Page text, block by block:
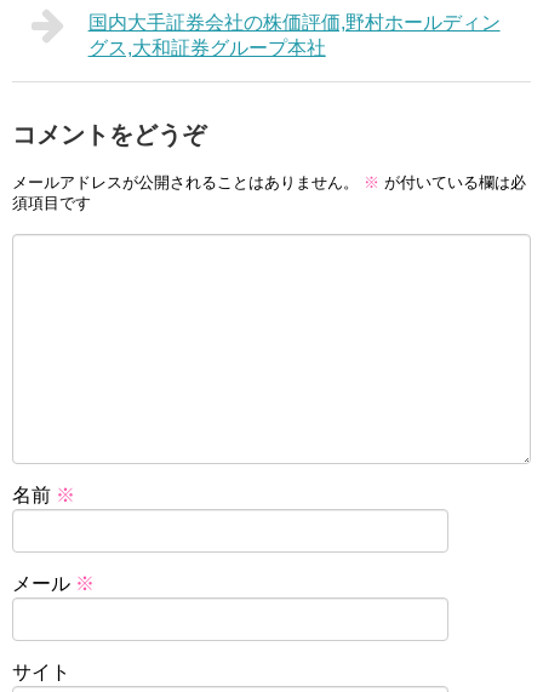
国内大手証券会社の株価評価,野村ホールディン
グス,大和証券グループ本社
コメントをどうぞ
メールアドレスが公開されることはありません。 ※ が付いている欄は必
須項目です
名前 ※
メール ※
サイト